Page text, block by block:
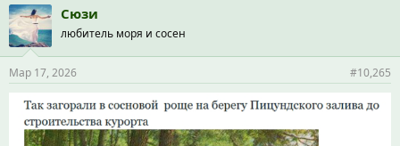
Сюзи
любитель моря и сосен
Мар 17, 2026 #10,265